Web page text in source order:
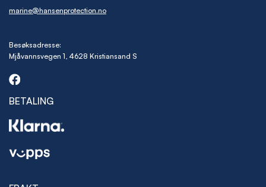
marine@hansenprotection.no
Besøksadresse:
Mjåvannsvegen 1, 4628 Kristiansand S
BETALING